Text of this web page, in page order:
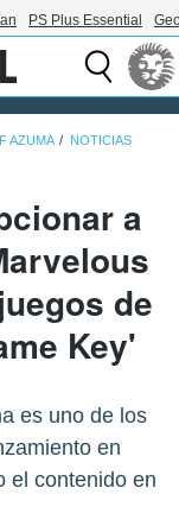
PS Plus Essential
AZUMA NOTICIAS
a
de
Key'
es uno de los
en
el contenido en